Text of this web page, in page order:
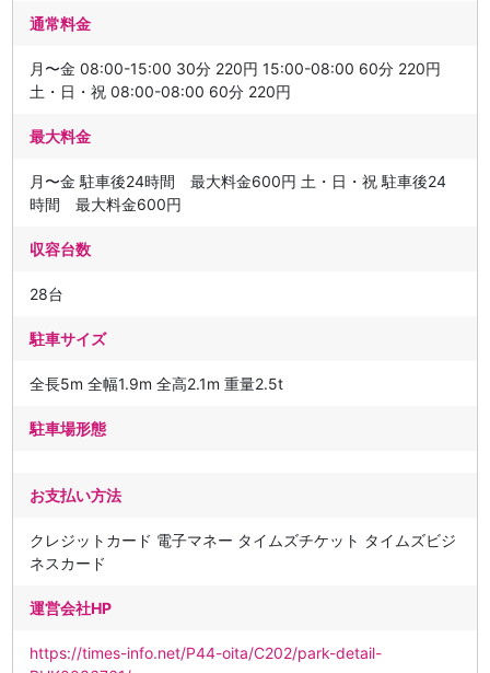
通常料金
月〜金 08:00-15:00 30分 220円 15:00-08:00 60分 220円
土・日・祝 08:00-08:00 60分 220円
最大料金
月〜金 駐車後24時間 最大料金600円 土・日・祝 駐車後24
時間 最大料金600円
収容台数
28台
駐車サイズ
全長5m 全幅1.9m 全高2.1m 重量2.5t
駐車場形態
お支払い方法
クレジットカード 電子マネー タイムズチケット タイムズビジ
ネスカード
運営会社HP
https://times-info.net/P44-oita/C202/park-detail-